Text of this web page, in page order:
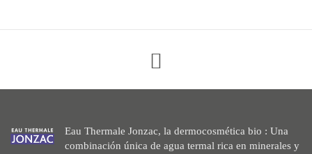
Eau Thermale Jonzac, la dermocosmética bio : Una
combinación única de agua termal rica en minerales y